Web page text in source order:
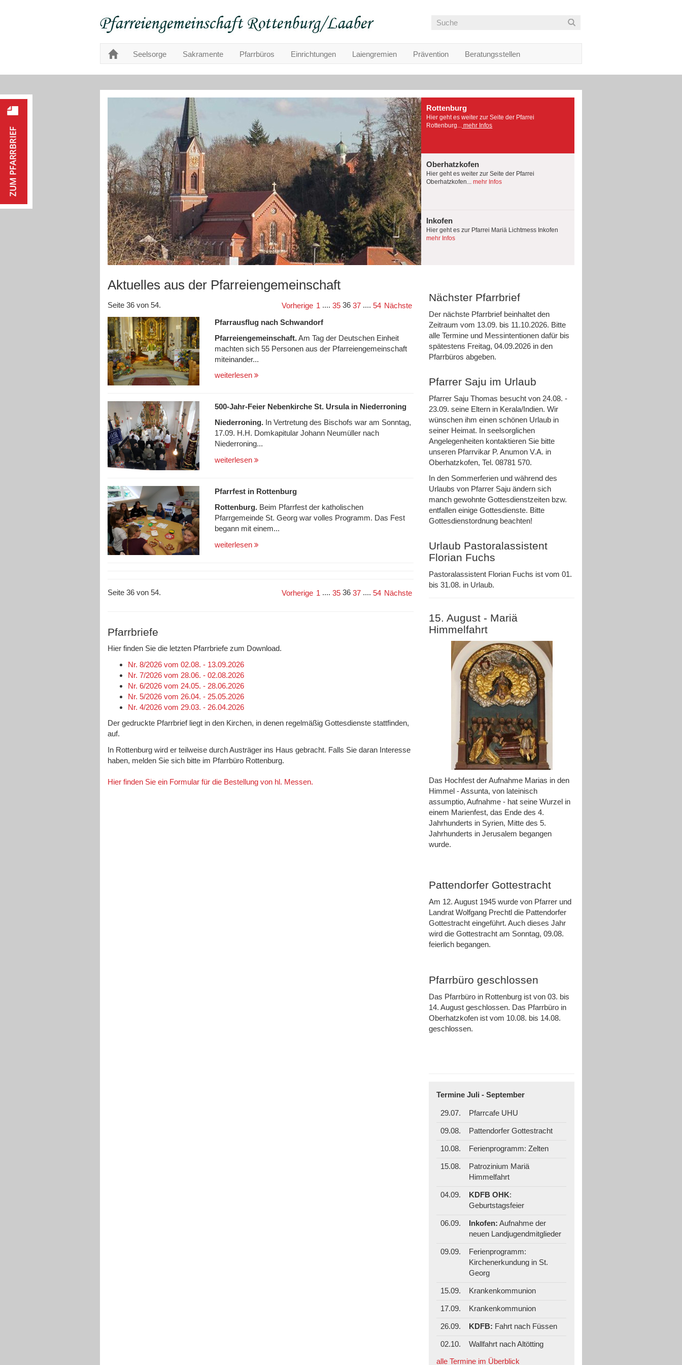
Seelsorge Sakramente Pfarrbüros Einrichtungen Laiengremien Prävention Beratungsstellen
Rottenburg
Hier geht es weiter zur Seite der Pfarrei
Rottenburg... mehr Infos
Oberhatzkofen
Hier geht es weiter zur Seite der Pfarrei
Oberhatzkofen... mehr Infos
Inkofen
Hier geht es zur Pfarrei Mariä Lichtmess Inkofen
mehr Infos
Aktuelles aus der Pfarreiengemeinschaft
Seite 36 von 54. Vorherige 1 .... 35 36 37 .... 54 Nächste
Pfarrausflug nach Schwandorf
Pfarreiengemeinschaft.Am Tag der Deutschen Einheit
machten sich 55 Personen aus der Pfarreiengemeinschaft
miteinander...
weiterlesen
500-Jahr-Feier Nebenkirche St. Ursula in Niederroning
Niederroning. In Vertretung des Bischofs war am Sonntag,
17.09. H.H. Domkapitular Johann Neumüller nach
Niederroning...
weiterlesen
Pfarrfest in Rottenburg
Rottenburg. Beim Pfarrfest der katholischen
Pfarrgemeinde St. Georg war volles Programm. Das Fest
begann mit einem...
weiterlesen
Seite 36 von 54. Vorherige 1 .... 35 36 37 .... 54 Nächste
Pfarrbriefe
Hier finden Sie die letzten Pfarrbriefe zum Download.
Nr. 8/2026 vom 02.08. - 13.09.2026
Nr. 7/2026 vom 28.06. - 02.08.2026
Nr. 6/2026 vom 24.05. - 28.06.2026
Nr. 5/2026 vom 26.04. - 25.05.2026
Nr. 4/2026 vom 29.03. - 26.04.2026
Der gedruckte Pfarrbrief liegt in den Kirchen, in denen regelmäßig Gottesdienste stattfinden,
auf.
In Rottenburg wird er teilweise durch Austräger ins Haus gebracht. Falls Sie daran Interesse
haben, melden Sie sich bitte im Pfarrbüro Rottenburg.
Hier finden Sie ein Formular für die Bestellung von hl. Messen.
Nächster Pfarrbrief
Der nächste Pfarrbrief beinhaltet den
Zeitraum vom 13.09. bis 11.10.2026. Bitte
alle Termine und Messintentionen dafür bis
spätestens Freitag, 04.09.2026 in den
Pfarrbüros abgeben.
Pfarrer Saju im Urlaub
Pfarrer Saju Thomas besucht von 24.08. -
23.09. seine Eltern in Kerala/Indien. Wir
wünschen ihm einen schönen Urlaub in
seiner Heimat. In seelsorglichen
Angelegenheiten kontaktieren Sie bitte
unseren Pfarrvikar P. Anumon V.A. in
Oberhatzkofen, Tel. 08781 570.
In den Sommerferien und während des
Urlaubs von Pfarrer Saju ändern sich
manch gewohnte Gottesdienstzeiten bzw.
entfallen einige Gottesdienste. Bitte
Gottesdienstordnung beachten!
Urlaub Pastoralassistent
Florian Fuchs
Pastoralassistent Florian Fuchs ist vom 01.
bis 31.08. in Urlaub.
15. August - Mariä
Himmelfahrt
Das Hochfest der Aufnahme Marias in den
Himmel - Assunta, von lateinisch
assumptio, Aufnahme - hat seine Wurzel in
einem Marienfest, das Ende des 4.
Jahrhunderts in Syrien, Mitte des 5.
Jahrhunderts in Jerusalem begangen
wurde.
Pattendorfer Gottestracht
Am 12. August 1945 wurde von Pfarrer und
Landrat Wolfgang Prechtl die Pattendorfer
Gottestracht eingeführt. Auch dieses Jahr
wird die Gottestracht am Sonntag, 09.08.
feierlich begangen.
Pfarrbüro geschlossen
Das Pfarrbüro in Rottenburg ist von 03. bis
14. August geschlossen. Das Pfarrbüro in
Oberhatzkofen ist vom 10.08. bis 14.08.
geschlossen.
Termine Juli - September
29.07. Pfarrcafe UHU
09.08. Pattendorfer Gottestracht
10.08. Ferienprogramm: Zelten
15.08.
Patrozinium Mariä
Himmelfahrt
04.09. KDFB OHK:
Geburtstagsfeier
06.09. Inkofen: Aufnahme der
neuen Landjugendmitglieder
09.09.
Ferienprogramm:
Kirchenerkundung in St.
Georg
15.09. Krankenkommunion
17.09. Krankenkommunion
26.09. KDFB: Fahrt nach Füssen
02.10.
Wallfahrt nach Altötting
alle Termine im Überblick